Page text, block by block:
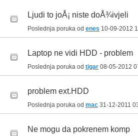
Ljudi to joÅ¡ niste doÅ¾ivjeli
Poslednja poruka od enes 10-09-2012
Laptop ne vidi HDD - problem
Poslednja poruka od tigar 08-05-2012
problem ext.HDD
Poslednja poruka od mac 31-12-2011
Ne mogu da pokrenem komp